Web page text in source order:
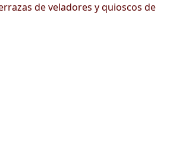
de veladores y quioscos de